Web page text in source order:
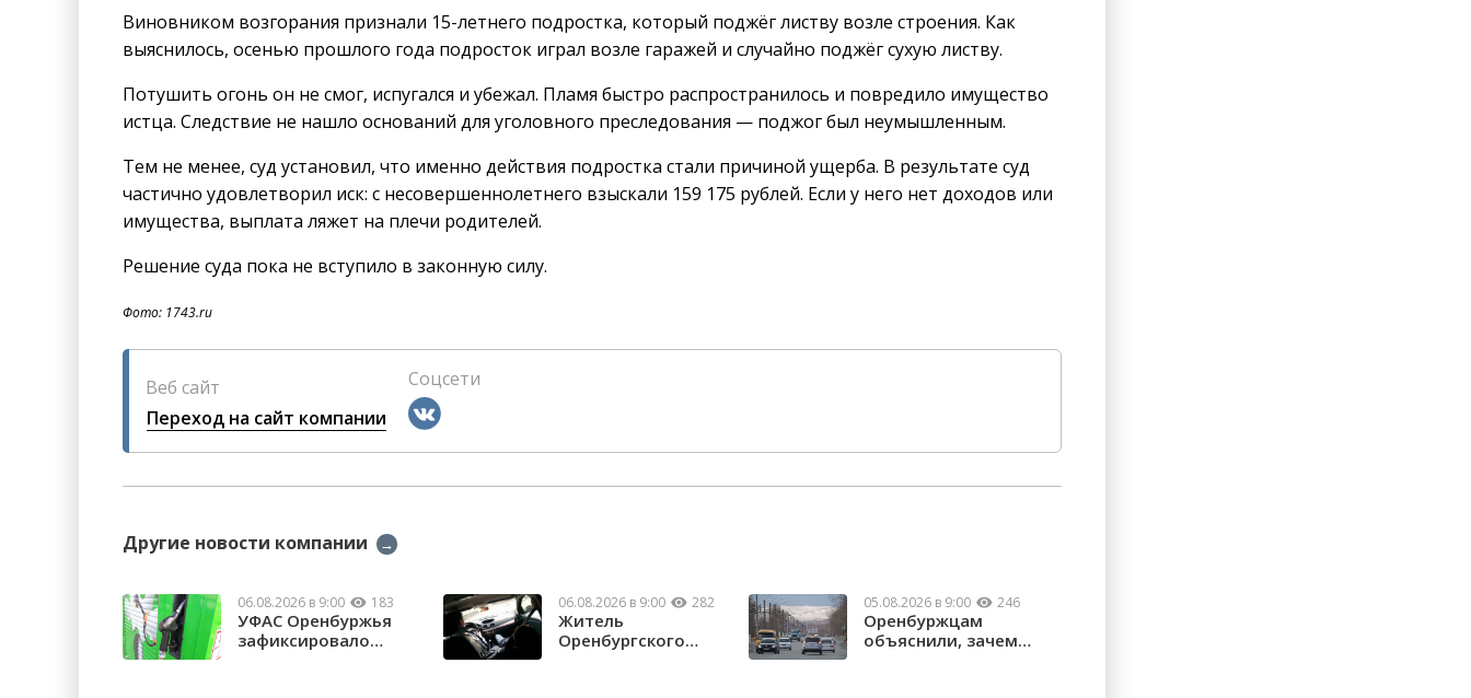
Виновником возгорания признали 15-летнего подростка, который поджёг листву возле строения. Как
выяснилось, осенью прошлого года подросток играл возле гаражей и случайно поджёг сухую листву.
Потушить огонь он не смог, испугался и убежал. Пламя быстро распространилось и повредило имущество
истца. Следствие не нашло оснований для уголовного преследования — поджог был неумышленным.
Тем не менее, суд установил, что именно действия подростка стали причиной ущерба. В результате суд
частично удовлетворил иск: с несовершеннолетнего взыскали 159 175 рублей. Если у него нет доходов или
имущества, выплата ляжет на плечи родителей.
Решение суда пока не вступило в законную силу.
Фото: 1743.ru
Веб сайт
Переход на сайт компании
Соцсети
Другие новости компании →
06.08.2026 в 9:00 183
УФАС Оренбуржья
зафиксировало
06.08.2026 в 9:00 282
Житель
Оренбургского
05.08.2026 в 9:00 246
Оренбуржцам
объяснили, зачем